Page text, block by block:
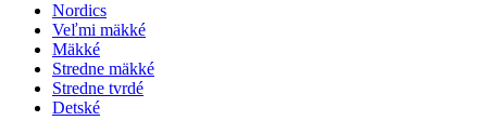
Nordics
Veľmi mäkké
Mäkké
Stredne mäkké
Stredne tvrdé
Detské